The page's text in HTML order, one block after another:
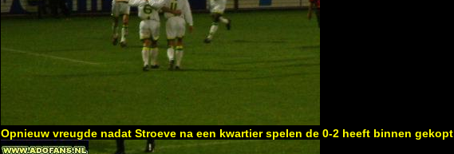
Opnieuw vreugde nadat Stroeve na een kwartier spelen de 0-2 heeft binnen gekopt